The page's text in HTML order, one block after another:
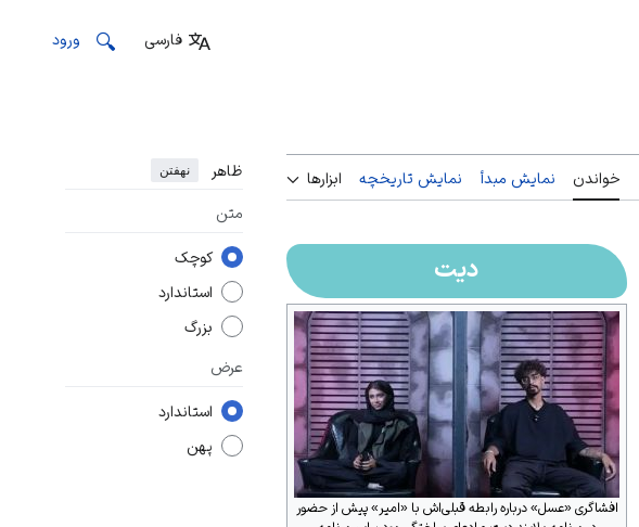
فارسی ورود
خواندن نمایش مبدأ نمایش تاریخچه ابزارها ظاهر نهفتن
متن
کوچک
استاندارد
بزرگ
عرض
استاندارد
پهن
دیت
افشاگری «عسل» درباره رابطه قبلی‌اش با «امیر» پیش از حضور